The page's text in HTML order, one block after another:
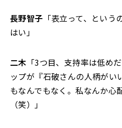
長野智子 「表立って、という
はい」
二木 「3つ目、支持率は低め
ップが『石破さんの人柄がい
もなんでもなく。私なんか心
（笑）」